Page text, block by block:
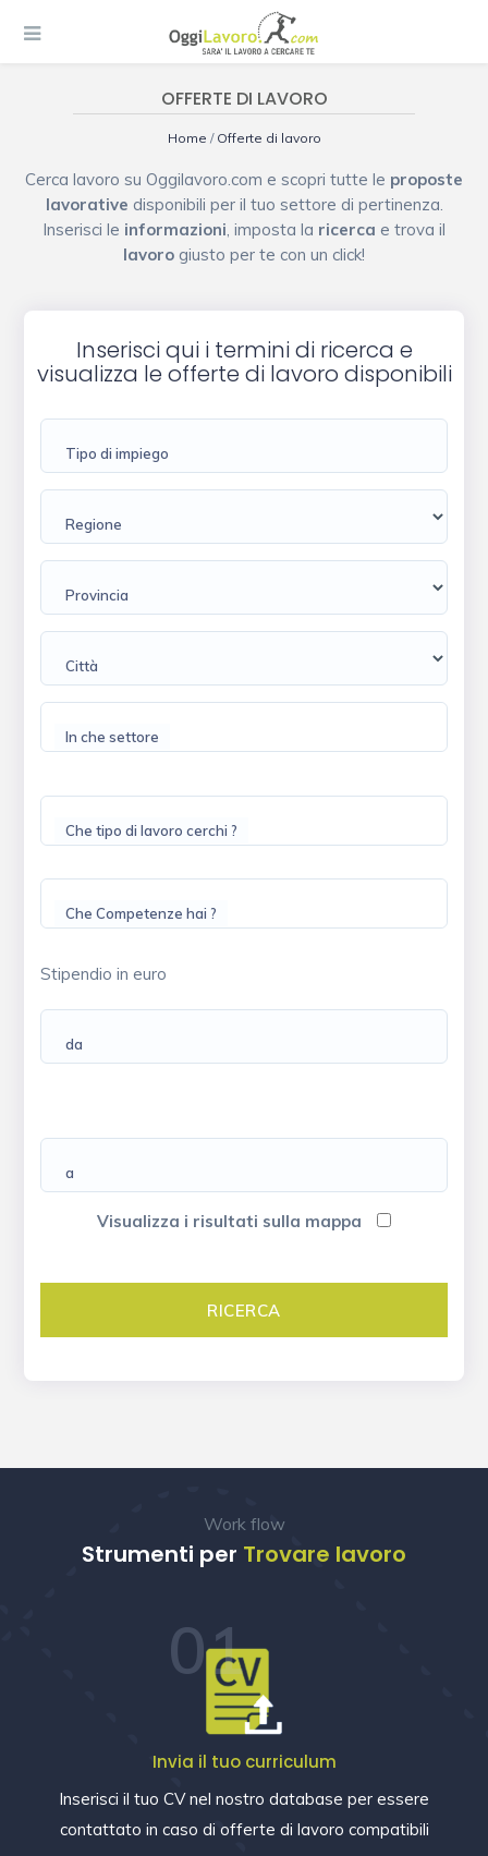
OFFERTE DI LAVORO
Home / Offerte di lavoro
Cerca lavoro su Oggilavoro.com e scopri tutte le proposte
lavorative disponibili per il tuo settore di pertinenza.
Inserisci le informazioni, imposta la ricerca e trova il
lavoro giusto per te con un click!
Inserisci qui i termini di ricerca e
visualizza le offerte di lavoro disponibili
Tipo di impiego
Regione
Provincia
Città
In che settore
Che tipo di lavoro cerchi ?
Che Competenze hai ?
Stipendio in euro
da
a
Visualizza i risultati sulla mappa
Work flow
Strumenti per Trovare lavoro
01
Invia il tuo curriculum
Inserisci il tuo CV nel nostro database per essere
contattato in caso di offerte di lavoro compatibili